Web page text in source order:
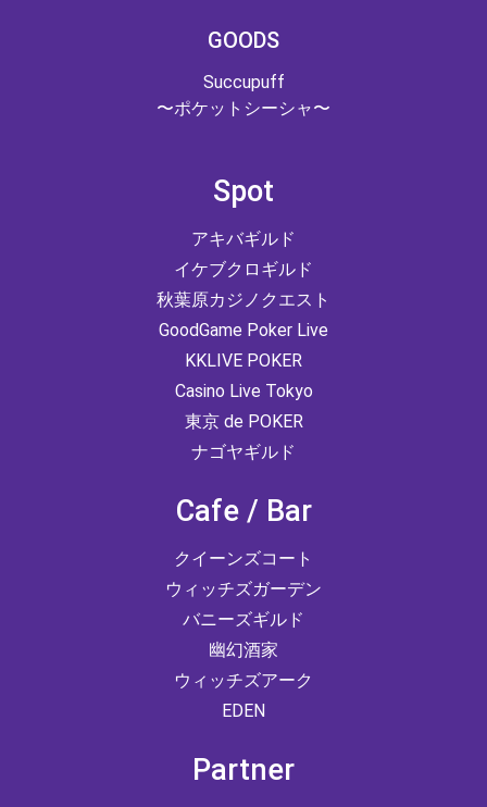
GOODS
Succupuff
〜ポケットシーシャ〜
Spot
アキバギルド
イケブクロギルド
秋葉原カジノクエスト
GoodGame Poker Live
KKLIVE POKER
Casino Live Tokyo
東京 de POKER
ナゴヤギルド
Cafe / Bar
クイーンズコート
ウィッチズガーデン
バニーズギルド
幽幻酒家
ウィッチズアーク
EDEN
Partner